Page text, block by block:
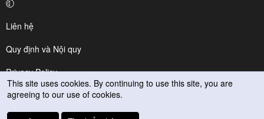
Liên hệ
Quy định và Nội quy
Privacy Policy
Trợ giúp
This site uses cookies. By continuing to use this site, you are
agreeing to our use of cookies.